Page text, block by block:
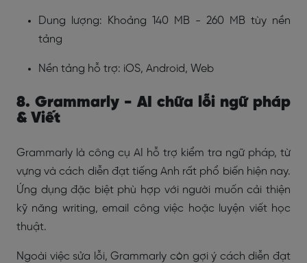
Dung lượng: Khoảng 140 MB - 260 MB tùy nền
tảng
Nền tảng hỗ trợ: iOS, Android, Web
8. Grammarly - AI chữa lỗi ngữ pháp
& Viết
Grammarly là công cụ AI hỗ trợ kiểm tra ngữ pháp, từ
vựng và cách diễn đạt tiếng Anh rất phổ biến hiện nay.
Ứng dụng đặc biệt phù hợp với người muốn cải thiện
kỹ năng writing, email công việc hoặc luyện viết học
thuật.
Ngoài việc sửa lỗi, Grammarly còn gợi ý cách diễn đạt